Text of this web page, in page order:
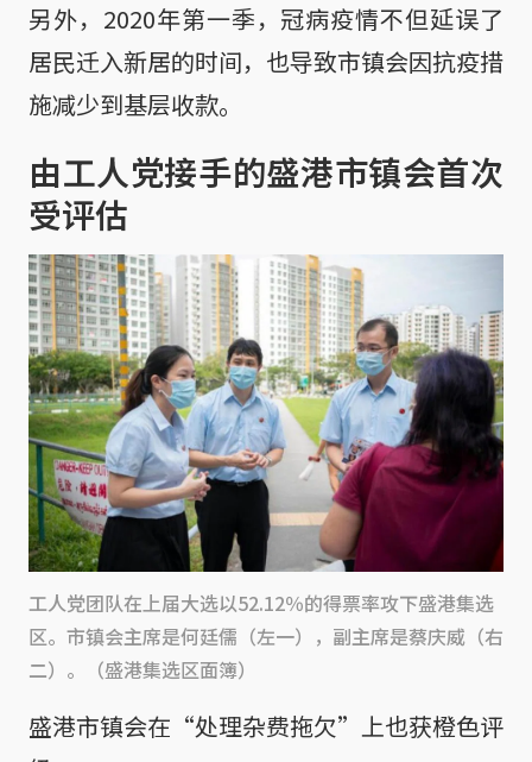
另外，2020年第一季，冠病疫情不但延误了
居民迁入新居的时间，也导致市镇会因抗疫措
施减少到基层收款。
由工人党接手的盛港市镇会首次
受评估
工人党团队在上届大选以52.12％的得票率攻下盛港集选
区。市镇会主席是何廷儒（左一），副主席是蔡庆威（右
二）。（盛港集选区面簿）
盛港市镇会在“处理杂费拖欠”上也获橙色评